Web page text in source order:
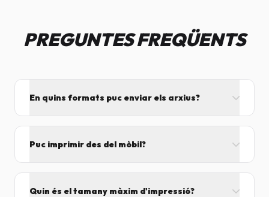
PREGUNTES FREQÜENTS
En quins formats puc enviar els arxius?
Word i Excel.
Puc imprimir des del mòbil?
Quin és el tamany màxim d'impressió?